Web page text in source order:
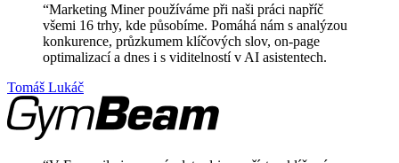
“Marketing Miner používáme při naši práci napříč
všemi 16 trhy, kde působíme. Pomáhá nám s analýzou
konkurence, průzkumem klíčových slov, on-page
optimalizací a dnes i s viditelností v AI asistentech.
Tomáš Lukáč